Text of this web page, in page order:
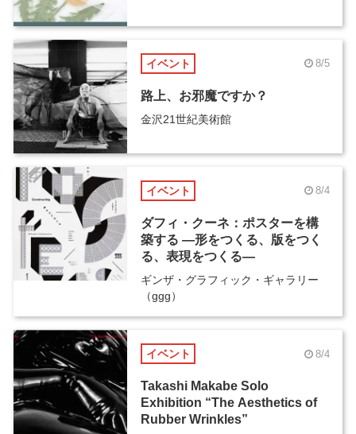
イベント 8/5
路上、お邪魔ですか？
金沢21世紀美術館
イベント 8/4
ダフィ・クーネ：ポスターを構
築する ―形をつくる、版をつく
る、表現をつくる―
ギンザ・グラフィック・ギャラリー
（ggg）
イベント 8/4
Takashi Makabe Solo
Exhibition “The Aesthetics of
Rubber Wrinkles”